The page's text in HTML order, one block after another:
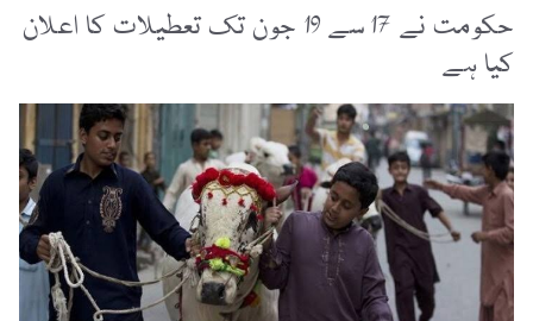
حکومت نے 17 سے 19 جون تک تعطیلات کا اعلان
کیا ہے